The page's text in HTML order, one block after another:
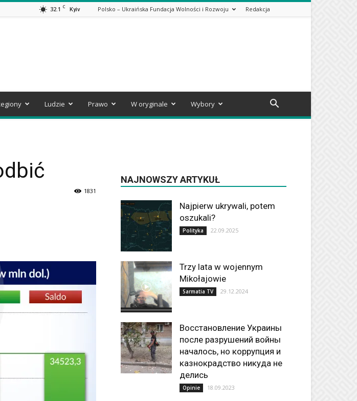
32.1 C Kyiv Polsko – Ukraińska Fundacja Wolności i Rozwoju Redakcja
Ludzie Prawo W oryginale Wybory
1831
NAJNOWSZY ARTYKUŁ
Najpierw ukrywali, potem
oszukali?
Polityka 22.09.2025
Trzy lata w wojennym
Mikołajowie
Sarmatia TV 29.12.2024
Восстановление Украины
после разрушений войны
началось, но коррупция и
казнокрадство никуда не
делись
Opinie 18.09.2023